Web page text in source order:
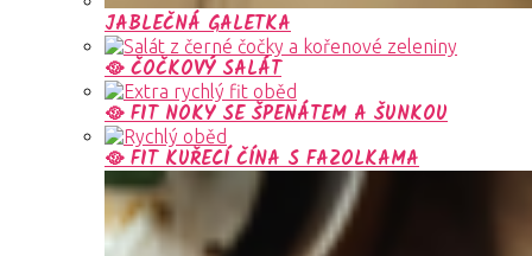
JABLEČNÁ GALETKA
🥘 ČOČKOVÝ SALÁT
🥘 FIT NOKY SE ŠPENÁTEM A ŠUNKOU
🥘 FIT KUŘECÍ ČÍNA S FAZOLKAMA